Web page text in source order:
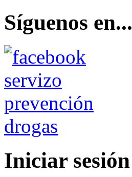
Síguenos en...
Iniciar sesión